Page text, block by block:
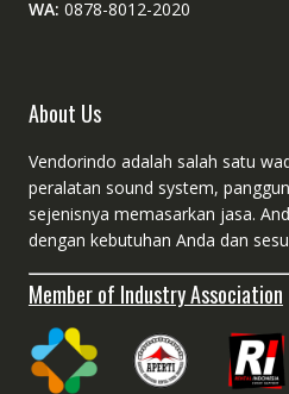
WA: 0878-8012-2020
About Us
Vendorindo adalah salah satu
peralatan sound system,
sejenisnya memasarkan jasa.
dengan kebutuhan Anda dan
Member of Industry Association